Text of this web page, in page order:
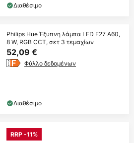
Διαθέσιμο
Philips Hue Έξυπνη λάμπα LED E27 A60,
8 W, RGB CCT, σετ 3 τεμαχίων
52,09 €
Φύλλο δεδομένων
Διαθέσιμο
RRP -11%